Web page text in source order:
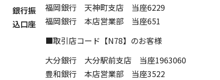
銀行振
込口座
福岡銀行 天神町支店 当座6229
福岡銀行 本店営業部 当座651
■取引店コード【N78】のお客様
大分銀行 大分駅前支店 当座1963060
豊和銀行 本店営業部 当座3522